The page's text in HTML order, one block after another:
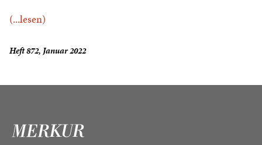
(...lesen)
Heft 872, Januar 2022